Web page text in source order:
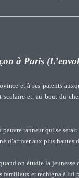
à Paris
et à ses parents
et, au bout du
pauvre tanneur qui se
d’arriver aux plus
on étudie la jeunesse
familiaux et rechigna à lui